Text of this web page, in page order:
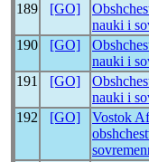
189
[GO]
nauki i
190
[GO]
nauki i
191
[GO]
nauki i
192
[GO]
Vostok